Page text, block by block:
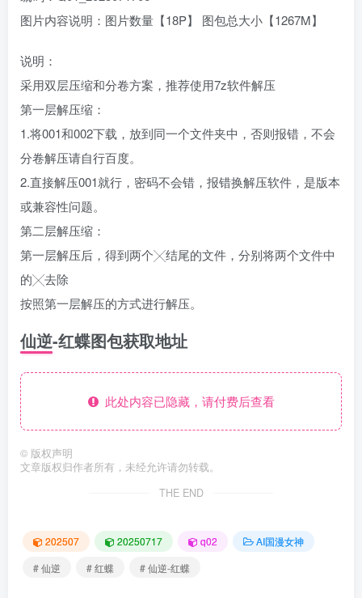
图片内容说明：图片数量【18P】 图包总大小【1267M】
说明：
采用双层压缩和分卷方案，推荐使用7z软件解压
第一层解压缩：
1.将001和002下载，放到同一个文件夹中，否则报错，不会
分卷解压请自行百度。
2.直接解压001就行，密码不会错，报错换解压软件，是版本
或兼容性问题。
第二层解压缩：
第一层解压后，得到两个╳结尾的文件，分别将两个文件中
的╳去除
按照第一层解压的方式进行解压。
仙逆-红蝶图包获取地址
此处内容已隐藏，请付费后查看
© 版权声明
文章版权归作者所有，未经允许请勿转载。
THE END
202507 20250717 q02
AI国漫女神
# 仙逆
# 红蝶 # 仙逆-红蝶